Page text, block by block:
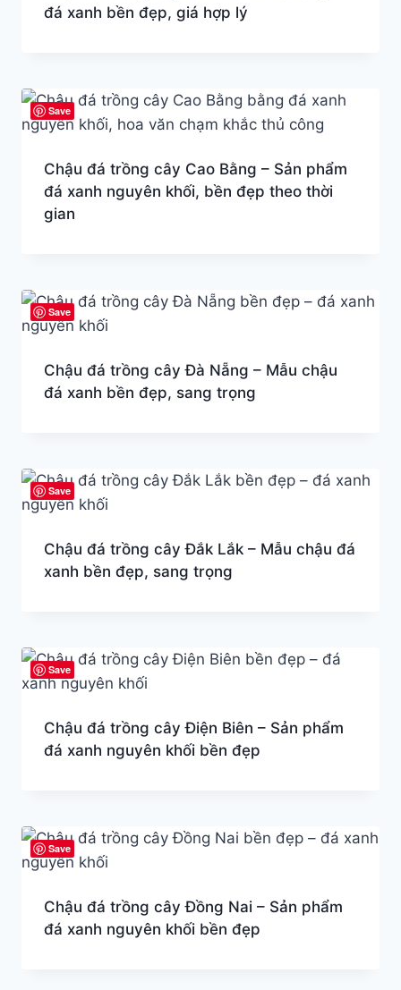
đá xanh bền đẹp, giá hợp lý
Save
Chậu đá trồng cây Cao Bằng – Sản phẩm
đá xanh nguyên khối, bền đẹp theo thời
gian
Save
Chậu đá trồng cây Đà Nẵng – Mẫu chậu
đá xanh bền đẹp, sang trọng
Save
Chậu đá trồng cây Đắk Lắk – Mẫu chậu đá
xanh bền đẹp, sang trọng
Save
Chậu đá trồng cây Điện Biên – Sản phẩm
đá xanh nguyên khối bền đẹp
Save
Chậu đá trồng cây Đồng Nai – Sản phẩm
đá xanh nguyên khối bền đẹp